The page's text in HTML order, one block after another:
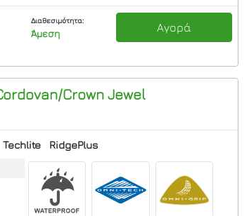
Διαθεσιμότητα:
Άμεση Αγορά
Crown Jewel
Techlite RidgePlus